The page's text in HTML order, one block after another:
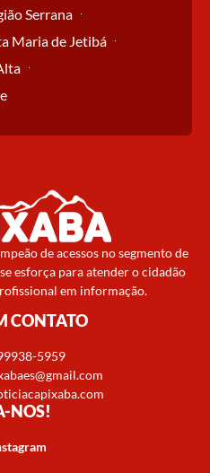
Serrana
Maria de Jetibá
de acessos no segmento de
esforça para atender o cidadão
em informação.
CONTATO
5959
NOS!